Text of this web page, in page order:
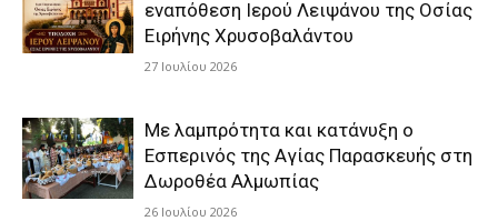
εναπόθεση Ιερού Λειψάνου της Οσίας
Ειρήνης Χρυσοβαλάντου
27 Ιουλίου 2026
Με λαμπρότητα και κατάνυξη ο
Εσπερινός της Αγίας Παρασκευής στη
Δωροθέα Αλμωπίας
26 Ιουλίου 2026